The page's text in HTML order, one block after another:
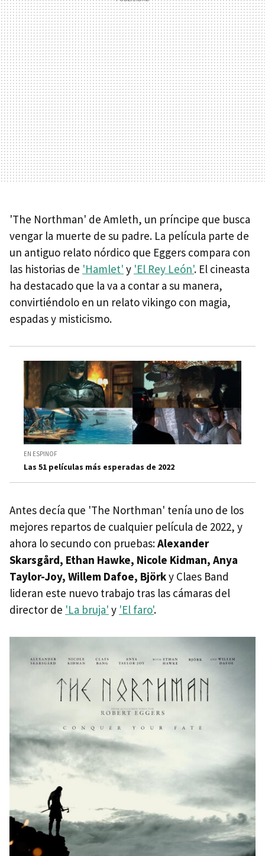
'The Northman' de Amleth, un príncipe que busca
vengar la muerte de su padre. La película parte de
un antiguo relato nórdico que Eggers compara con
las historias de 'Hamlet' y 'El Rey León'. El cineasta
ha destacado que la va a contar a su manera,
convirtiéndolo en un relato vikingo con magia,
espadas y misticismo.
EN ESPINOF
Las 51 películas más esperadas de 2022
Antes decía que 'The Northman' tenía uno de los
mejores repartos de cualquier película de 2022, y
ahora lo secundo con pruebas:Alexander
Skarsgård, Ethan Hawke, Nicole Kidman, Anya
Taylor-Joy, Willem Dafoe, Björky Claes Band
lideran este nuevo trabajo tras las cámaras del
director de 'La bruja' y 'El faro'.